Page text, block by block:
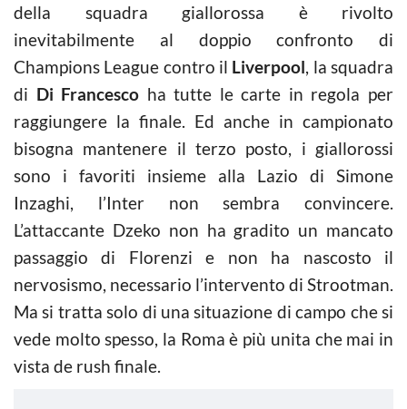
della squadra giallorossa è rivolto
inevitabilmente al doppio confronto di
Champions League contro il Liverpool, la squadra
di Di Francesco ha tutte le carte in regola per
raggiungere la finale. Ed anche in campionato
bisogna mantenere il terzo posto, i giallorossi
sono i favoriti insieme alla Lazio di Simone
Inzaghi, l’Inter non sembra convincere.
L’attaccante Dzeko non ha gradito un mancato
passaggio di Florenzi e non ha nascosto il
nervosismo, necessario l’intervento di Strootman.
Ma si tratta solo di una situazione di campo che si
vede molto spesso, la Roma è più unita che mai in
vista de rush finale.